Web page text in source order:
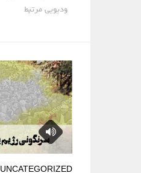
ودیویی مرتبط
UNCATEGORIZED